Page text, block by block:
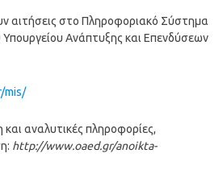
αιτήσεις στο Πληροφοριακό Σύστημα
Ανάπτυξης και Επενδύσεων
mis/
αναλυτικές πληροφορίες,
http://www.oaed.gr/anoikta-